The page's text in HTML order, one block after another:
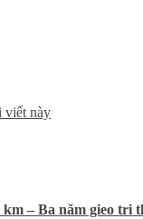
viết này
– Ba năm gieo tri